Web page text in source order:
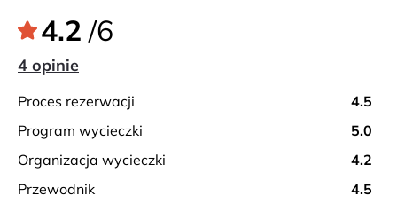
4.2 /6
4 opinie
proces rezerwacji
4.5
program wycieczki
5.0
organizacja wycieczki
4.2
przewodnik
4.5